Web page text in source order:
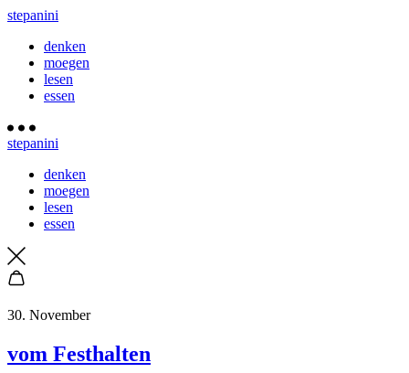
stepanini
denken
moegen
lesen
essen
stepanini
denken
moegen
lesen
essen
30. November
vom Festhalten